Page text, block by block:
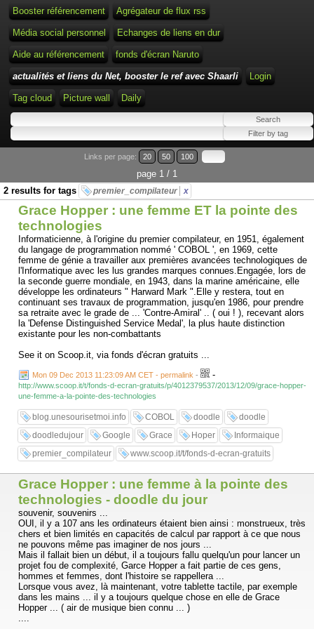
Booster référencement Agrégateur de flux rss
Média social personnel Echanges de liens en dur
Aide au référencement fonds d'écran Naruto
actualités et liens du Net, booster le ref avec Shaarli Login
Tag cloud Picture wall Daily
Links per page: 20 50 100
page 1 / 1
2 results for tags
premier_compilateur x
Grace Hopper : une femme ET la pointe des
technologies
Informaticienne, à l'origine du premier compilateur, en 1951, également
du langage de programmation nommé ' COBOL ', en 1969, cette
femme de génie a travailler aux premières avancées technologiques de
l'Informatique avec les lus grandes marques connues.Engagée, lors de
la seconde guerre mondiale, en 1943, dans la marine américaine, elle
développe les ordinateurs " Harward Mark ".Elle y restera, tout en
continuant ses travaux de programmation, jusqu'en 1986, pour prendre
sa retraite avec le grade de ... 'Contre-Amiral' .. ( oui ! ), recevant alors
la 'Defense Distinguished Service Medal', la plus haute distinction
existante pour les non-combattants
See it on Scoop.it, via fonds d'écran gratuits ...
Mon 09 Dec 2013 11:23:09 AM CET - permalink - -
http://www.scoop.it/t/fonds-d-ecran-gratuits/p/4012379537/2013/12/09/grace-hopper-
une-femme-a-la-pointe-des-technologies
blog.unesourisetmoi.info COBOL doodle
doodle
doodledujour
Google Grace Hoper
Informaique
premier_compilateur
www.scoop.it/t/fonds-d-ecran-gratuits
Grace Hopper : une femme à la pointe des
technologies - doodle du jour
souvenir, souvenirs ...
OUI, il y a 107 ans les ordinateurs étaient bien ainsi : monstrueux, très
chers et bien limités en capacités de calcul par rapport à ce que nous
ne pouvons même pas imaginer de nos jours ...
Mais il fallait bien un début, il a toujours fallu quelqu'un pour lancer un
projet fou de complexité, Garce Hopper a fait partie de ces gens,
hommes et femmes, dont l'histoire se rappellera ...
Lorsque vous avez, là maintenant, votre tablette tactile, par exemple
dans les mains ... il y a toujours quelque chose en elle de Grace
Hopper ... ( air de musique bien connu ... )
....